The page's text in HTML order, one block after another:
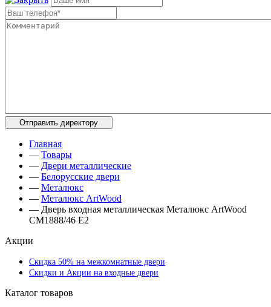
Главная
— Товары
— Двери металлические
— Белорусские двери
— Металюкс
— Металюкс ArtWood
— Дверь входная металлическая Металюкс ArtWood
СМ1888/46 Е2
Акции
Скидка 50% на межкомнатные двери
Скидки и Акции на входные двери
Каталог товаров